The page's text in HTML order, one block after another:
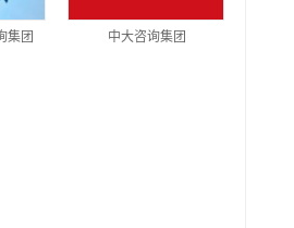
集团 中大咨询集团